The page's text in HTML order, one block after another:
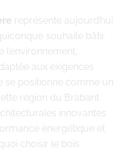
représente aujourd’hui
souhaite bâtir
aux exigences
se positionne comme un
région du Brabant
innovantes
énergétique et
choisir le bois